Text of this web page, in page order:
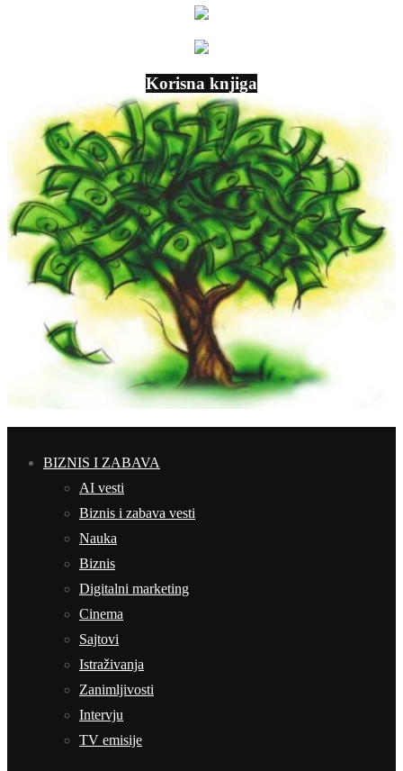
Korisna knjiga
BIZNIS I ZABAVA
AI vesti
Biznis i zabava vesti
Nauka
Biznis
Digitalni marketing
Cinema
Sajtovi
Istraživanja
Zanimljivosti
Intervju
TV emisije